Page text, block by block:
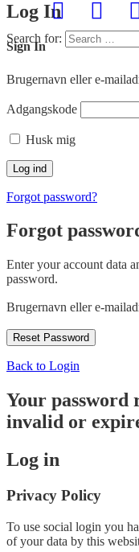
Search for:
Log In
Sign In
Brugernavn eller e-
Adgangskode
Husk mig
Forgot password?
Forgot
Enter your account data
password.
Brugernavn eller e-
Back to Login
Your password
invalid or
Log in
Privacy Policy
To use social login you
of your data by this